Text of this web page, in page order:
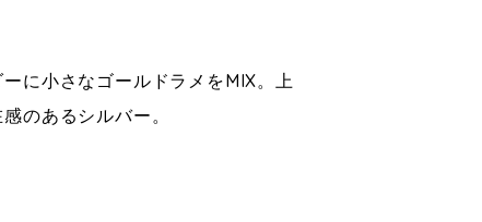
に小さなゴールドラメをMIX。上
のあるシルバー。